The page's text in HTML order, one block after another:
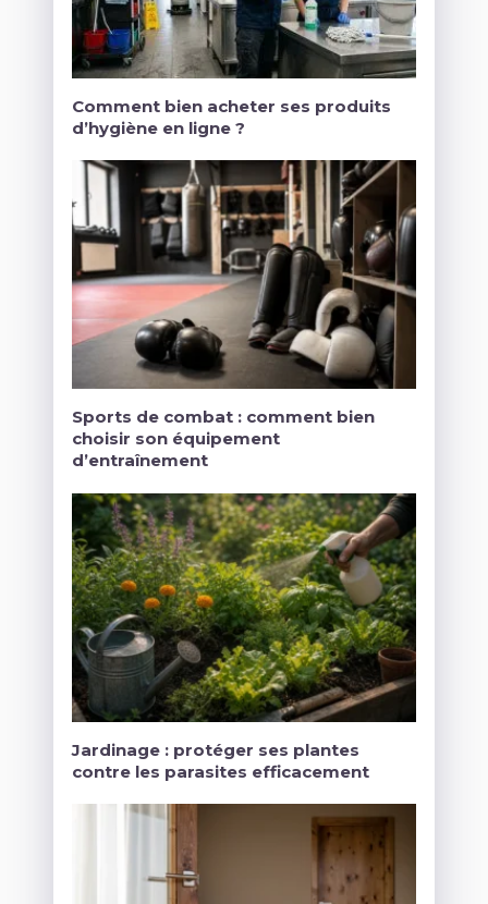
Comment bien acheter ses produits
d’hygiène en ligne ?
Sports de combat : comment bien
choisir son équipement
d’entraînement
Jardinage : protéger ses plantes
contre les parasites efficacement